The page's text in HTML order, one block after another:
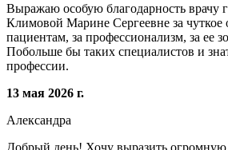
Выражаю особую благодарность врачу
Климовой Марине Сергеевне за чуткое
пациентам, за профессионализм, за ее
Побольше бы таких специалистов и
профессии.
13 мая 2026 г.
Александра
Добрый день! Хочу выразить огромную